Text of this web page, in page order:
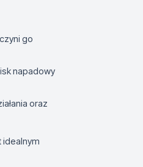
go
napadowy
oraz
idealnym